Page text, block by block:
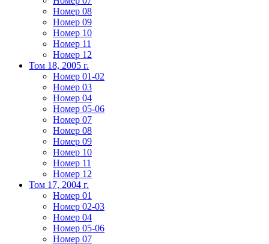
Номер 08
Номер 09
Номер 10
Номер 11
Номер 12
Том 18, 2005 г.
Номер 01-02
Номер 03
Номер 04
Номер 05-06
Номер 07
Номер 08
Номер 09
Номер 10
Номер 11
Номер 12
Том 17, 2004 г.
Номер 01
Номер 02-03
Номер 04
Номер 05-06
Номер 07